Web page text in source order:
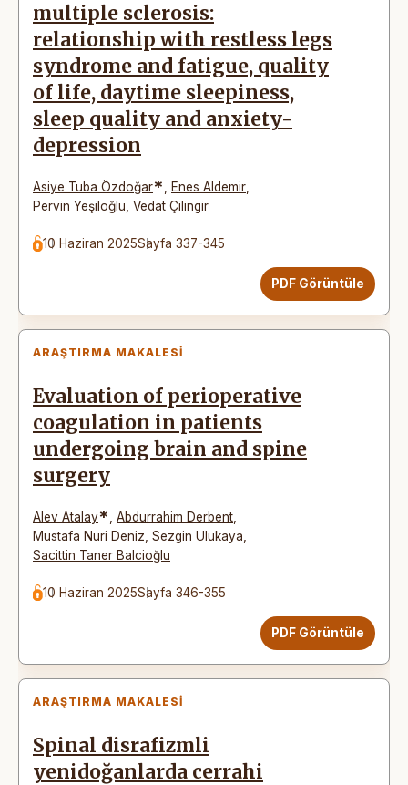
multiple sclerosis:
relationship with restless legs
syndrome and fatigue, quality
of life, daytime sleepiness,
sleep quality and anxiety-
depression
Asiye Tuba Özdoğar* Enes Aldemir
Pervin Yeşiloğlu Vedat Çilingir
10 Haziran 2025Sayfa 337-345
PDF Görüntüle
ARAŞTIRMA MAKALESI
Evaluation of perioperative
coagulation in patients
undergoing brain and spine
surgery
Alev Atalay* Abdurrahim Derbent
Mustafa Nuri Deniz Sezgin Ulukaya
Sacittin Taner Balcioğlu
10 Haziran 2025Sayfa 346-355
PDF Görüntüle
ARAŞTIRMA MAKALESI
Spinal disrafizmli
yenidoğanlarda cerrahi